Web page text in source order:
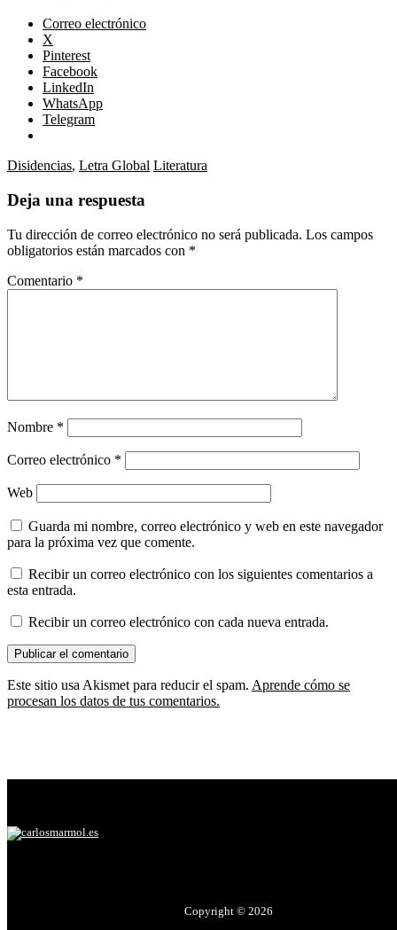
Correo electrónico
X
Pinterest
Facebook
LinkedIn
WhatsApp
Telegram
Disidencias, Letra Global Literatura
Interacciones
los
lectores
Deja una respuesta
Tu dirección de correo electrónico no será publicada. Los campos
obligatorios están marcados con *
Comentario *
Nombre *
Correo electrónico *
Web
Guarda mi nombre, correo electrónico y web en este navegador
para la próxima vez que comente.
Recibir un correo electrónico con los siguientes comentarios a
esta entrada.
Recibir un correo electrónico con cada nueva entrada.
Este sitio usa Akismet para reducir el spam. Aprende cómo se
procesan los datos de tus comentarios.
Copyright © 2026